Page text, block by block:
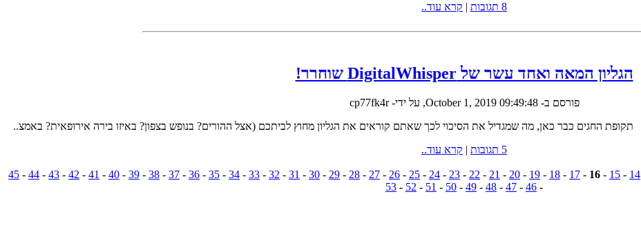
8 תגובות
| קרא עוד..
הגליון המאה ואחד עשר של DigitalWhisper שוחרר!
פורסם ב-October 1, 2019 09:49:48, על ידי- cp77fk4r
5 תגובות
| קרא עוד..
14
-
15
-
16
-
17
-
18
-
19
-
20
-
21
-
22
-
23
-
24
-
25
-
26
-
27
-
28
-
29
-
30
-
31
-
32
-
33
-
34
-
35
-
36
-
37
-
38
-
39
-
40
-
41
-
42
-
43
-
44
-
45
-
46
-
47
-
48
-
49
-
50
-
51
-
52
-
53